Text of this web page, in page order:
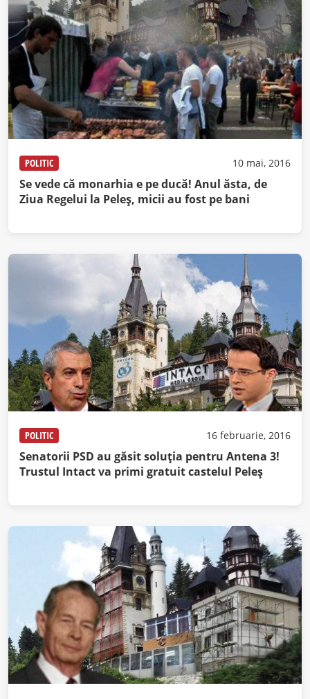
POLITIC 10 mai, 2016
Se vede că monarhia e pe ducă! Anul ăsta, de
Ziua Regelui la Peleş, micii au fost pe bani
POLITIC 16 februarie, 2016
Senatorii PSD au găsit soluţia pentru Antena 3!
Trustul Intact va primi gratuit castelul Peleş